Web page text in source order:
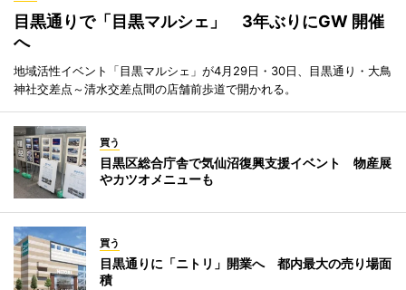
目黒通りで「目黒マルシェ」 3年ぶりにGW 開催
へ
地域活性イベント「目黒マルシェ」が4月29日・30日、目黒通り・大鳥
神社交差点～清水交差点間の店舗前歩道で開かれる。
買う
目黒区総合庁舎で気仙沼復興支援イベント 物産展
やカツオメニューも
買う
目黒通りに「ニトリ」開業へ 都内最大の売り場面
積